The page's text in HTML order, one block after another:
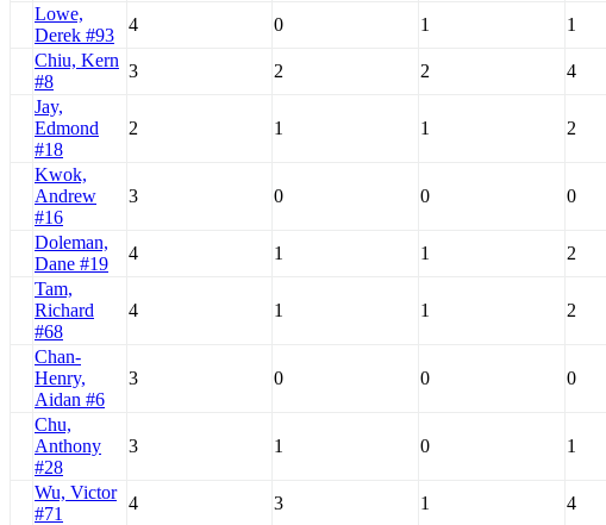
Lowe,
Derek #93
4 0 1 1
Chiu, Kern
#8
3 2 2 4
Jay,
Edmond
#18
2 1 1 2
Kwok,
Andrew
#16
3 0 0 0
Doleman,
Dane #19
4 1 1 2
Tam,
Richard
#68
4 1 1 2
Chan-
Henry,
Aidan #6
3 0 0 0
Chu,
Anthony
#28
3 1 0 1
Wu, Victor
#71
4 3 1 4